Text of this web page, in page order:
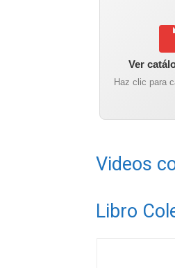
Ver
Haz clic para
Videos
Libro